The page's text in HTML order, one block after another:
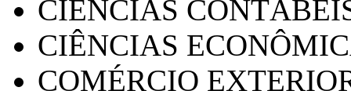
CIÊNCIAS
CIÊNCIAS
COMÉRCIO